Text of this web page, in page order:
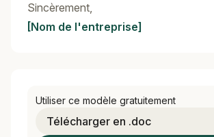
Sincèrement,
[Nom de l'entreprise]
Utiliser ce modèle gratuitement
Télécharger en .doc